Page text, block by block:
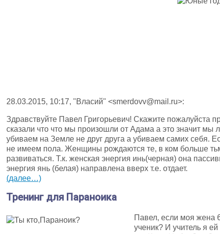
28.03.2015, 10:17, "Власий" <smerdovv@mail.ru>:
Здравствуйте Павел Григорьевич! Скажите пожалуйста
сказали что что мы произошли от Адама а это значит
убиваем на Земле не друг друга а убиваем самих себя.
не имеем пола. Женщины рождаются те, в ком больше
развиваться. Т.к. женская энергия инь(черная) она
энергия янь (белая) направлена вверх т.е. отдает.
(далее…)
Тренинг для Параноика
Павел, если моя жена
ученик? И учитель я